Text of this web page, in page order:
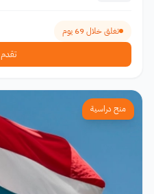
تغلق خلال 69 يوم
منح دراسية